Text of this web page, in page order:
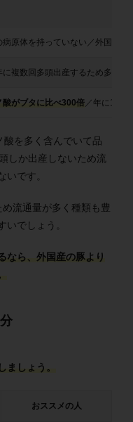
病原体を持っていない／外国産よ
に複数回多頭出産するため多く流
酸がブタに比べ300倍／年に1度1
を多く含んでいて品
しか出産しないため流
いです。
流通量が多く種類も豊
でしょう。
なら、外国産の豚より
ましょう。
おススメの人